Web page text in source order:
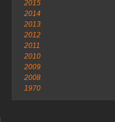
2015
2014
2013
2012
2011
2010
2009
2008
1970